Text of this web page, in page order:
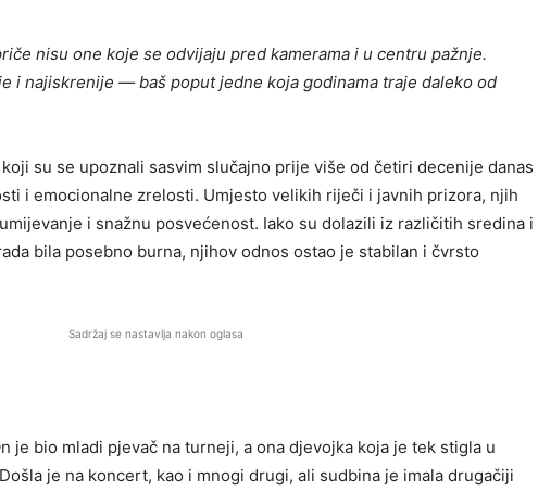
nisu one koje se odvijaju pred kamerama i u centru pažnje.
i najiskrenije — baš poput jedne koja godinama traje daleko od
su se upoznali sasvim slučajno prije više od četiri decenije danas
i emocionalne zrelosti. Umjesto velikih riječi i javnih prizora, njih
i snažnu posvećenost. Iako su dolazili iz različitih sredina i
bila posebno burna, njihov odnos ostao je stabilan i čvrsto
Sadržaj se nastavlja nakon oglasa
je bio mladi pjevač na turneji, a ona djevojka koja je tek stigla u
je na koncert, kao i mnogi drugi, ali sudbina je imala drugačiji